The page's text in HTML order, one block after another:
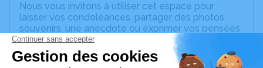
Nous vous invitons à utiliser cet espace pour
laisser vos condoléances, partager des photos
souvenirs, une anecdote ou exprimer vos pensées
à travers des poèmes ou des textes. Cet endroit
est un lieu d'expression dédié à honorer la
mémoire de Jean-François BERGER.